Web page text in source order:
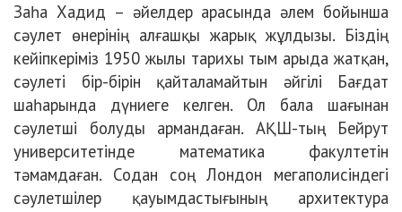
Заһа Хадид – әйелдер арасында әлем бойынша
сәулет өнерінің алғашқы жарық жұлдызы. Біздің
кейіпкеріміз 1950 жылы тарихы тым арыда жатқан,
сәулеті бір-бірін қайталамайтын әйгілі Бағдат
шаһарында дүниеге келген. Ол бала шағынан
сәулетші болуды армандаған. АҚШ-тың Бейрут
университетінде математика факултетін
тәмамдаған. Содан соң Лондон мегаполисіндегі
сәулетшілер қауымдастығының архитектура